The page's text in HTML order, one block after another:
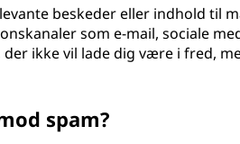
beskeder eller indhold til
som e-mail, sociale
ikke vil lade dig være i fred,
spam?